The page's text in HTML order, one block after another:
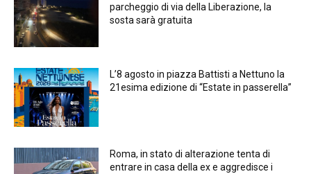
parcheggio di via della Liberazione, la
sosta sarà gratuita
L’8 agosto in piazza Battisti a Nettuno la
21esima edizione di “Estate in passerella”
Roma, in stato di alterazione tenta di
entrare in casa della ex e aggredisce i